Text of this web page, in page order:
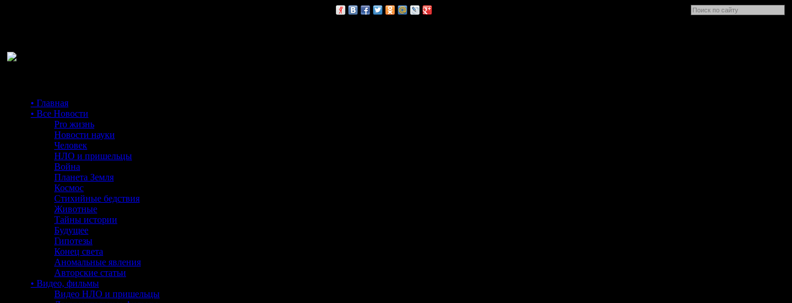
• Главная
• Все Новости
Pro жизнь
Новости науки
Человек
НЛО и пришельцы
Война
Планета Земля
Космос
Стихийные бедствия
Животные
Тайны истории
Будущее
Гипотезы
Конец света
Аномальные явления
Авторские статьи
• Видео, фильмы
Видео НЛО и пришельцы